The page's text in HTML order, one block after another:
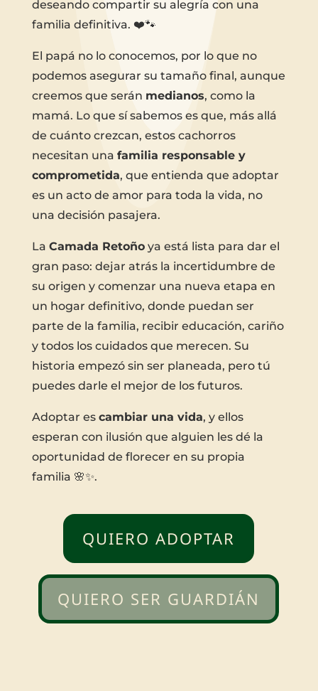
deseando compartir su alegría con una
familia definitiva. ❤️🐾
El papá no lo conocemos, por lo que no
podemos asegurar su tamaño final, aunque
creemos que serán medianos, como la
mamá. Lo que sí sabemos es que, más allá
de cuánto crezcan, estos cachorros
necesitan una familia responsable y
comprometida, que entienda que adoptar
es un acto de amor para toda la vida, no
una decisión pasajera.
La Camada Retoñoya está lista para dar el
gran paso: dejar atrás la incertidumbre de
su origen y comenzar una nueva etapa en
un hogar definitivo, donde puedan ser
parte de la familia, recibir educación, cariño
y todos los cuidados que merecen. Su
historia empezó sin ser planeada, pero tú
puedes darle el mejor de los futuros.
Adoptar es cambiar una vida, y ellos
esperan con ilusión que alguien les dé la
oportunidad de florecer en su propia
familia 🌸✨.
QUIERO ADOPTAR
QUIERO SER GUARDIÁN